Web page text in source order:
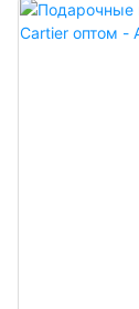
Magnetic Folding
играет важную